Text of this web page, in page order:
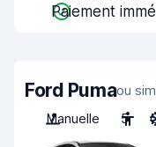
Paiement
Ford Pumaou
Manuelle
5